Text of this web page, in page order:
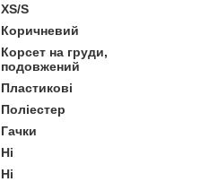
XS/S
Коричневий
Корсет на груди,
подовжений
Пластикові
Поліестер
Гачки
Ні
Ні